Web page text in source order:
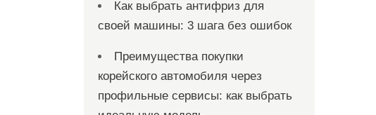
Как выбрать антифриз для
своей машины: 3 шага без ошибок
Преимущества покупки
корейского автомобиля через
профильные сервисы: как выбрать